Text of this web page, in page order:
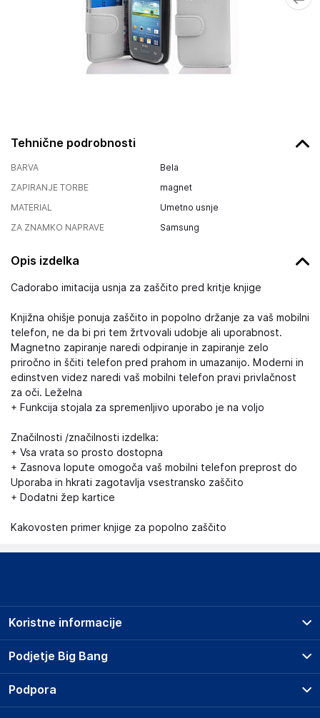
Tehnične podrobnosti
BARVA
Bela
ZAPIRANJE TORBE
magnet
MATERIAL
Umetno usnje
ZA ZNAMKO NAPRAVE
Samsung
Opis izdelka
Cadorabo imitacija usnja za zaščito pred kritje knjige
Knjižna ohišje ponuja zaščito in popolno držanje za vaš mobilni
telefon, ne da bi pri tem žrtvovali udobje ali uporabnost.
Magnetno zapiranje naredi odpiranje in zapiranje zelo
priročno in ščiti telefon pred prahom in umazanijo. Moderni in
edinstven videz naredi vaš mobilni telefon pravi privlačnost
za oči. Leželna
+ Funkcija stojala za spremenljivo uporabo je na voljo
Značilnosti /značilnosti izdelka:
+ Vsa vrata so prosto dostopna
+ Zasnova lopute omogoča vaš mobilni telefon preprost do
Uporaba in hkrati zagotavlja vsestransko zaščito
+ Dodatni žep kartice
Kakovosten primer knjige za popolno zaščito
Podjetje Big Bang
O podjetju
Koristne informacije
Prodajna mesta
Storitve
Dostava, vnos in odvoz
Podpora